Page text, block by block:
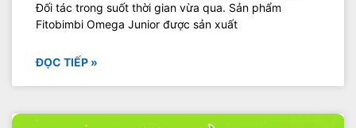
Đối tác trong suốt thời gian vừa qua. Sản phẩm
Fitobimbi Omega Junior được sản xuất
ĐỌC TIẾP »